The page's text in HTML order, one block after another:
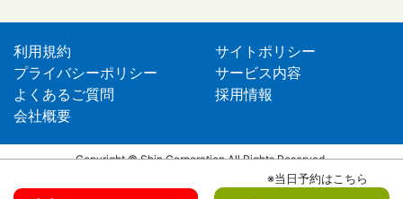
利用規約
サイトポリシー
プライバシーポリシー
サービス内容
よくあるご質問
採用情報
会社概要
Copyright © Shin Corporation All Rights Reserved.
※当日予約はこちら